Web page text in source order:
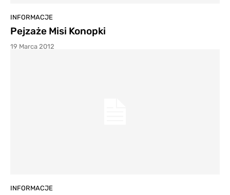
INFORMACJE
Pejzaże Misi Konopki
19 Marca 2012
INFORMACJE